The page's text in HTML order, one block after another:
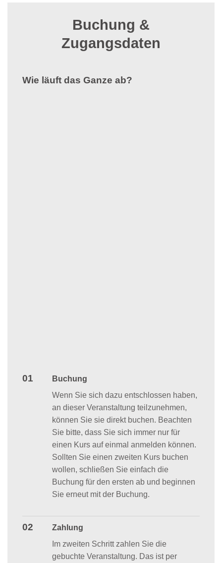
Buchung &
Zugangsdaten
Wie läuft das Ganze ab?
01
Buchung
Wenn Sie sich dazu entschlossen haben,
an dieser Veranstaltung teilzunehmen,
können Sie sie direkt buchen. Beachten
Sie bitte, dass Sie sich immer nur für
einen Kurs auf einmal anmelden können.
Sollten Sie einen zweiten Kurs buchen
wollen, schließen Sie einfach die
Buchung für den ersten ab und beginnen
Sie erneut mit der Buchung.
02
Zahlung
Im zweiten Schritt zahlen Sie die
gebuchte Veranstaltung. Das ist per